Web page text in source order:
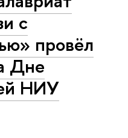
с
провёл
Дне
НИУ